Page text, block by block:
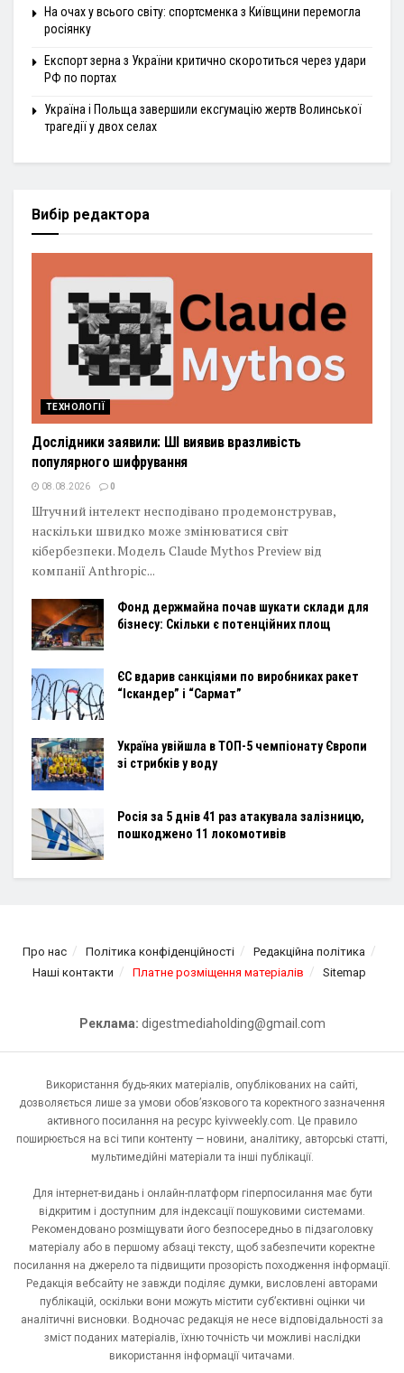
На очах у всього світу: спортсменка з Київщини перемогла
росіянку
Експорт зерна з України критично скоротиться через удари
РФ по портах
Україна і Польща завершили ексгумацію жертв Волинської
трагедії у двох селах
Вибір редактора
ТЕХНОЛОГІЇ
Дослідники заявили: ШІ виявив вразливість
популярного шифрування
08.08.2026 0
Штучний інтелект несподівано продемонстрував,
наскільки швидко може змінюватися світ
кібербезпеки. Модель Claude Mythos Preview від
компанії Anthropic...
Фонд держмайна почав шукати склади для
бізнесу: Скільки є потенційних площ
ЄС вдарив санкціями по виробниках ракет
“Іскандер” і “Сармат”
Україна увійшла в ТОП-5 чемпіонату Європи
зі стрибків у воду
Росія за 5 днів 41 раз атакувала залізницю,
пошкоджено 11 локомотивів
Про нас Політика конфіденційності
Редакційна політика
Наші контакти
Платне розміщення матеріалів Sitemap
Реклама: digestmediaholding@gmail.com
Використання будь-яких матеріалів, опублікованих на сайті,
дозволяється лише за умови обов’язкового та коректного зазначення
активного посилання на ресурс kyivweekly.com. Це правило
поширюється на всі типи контенту — новини, аналітику, авторські статті,
мультимедійні матеріали та інші публікації.
Для інтернет-видань і онлайн-платформ гіперпосилання має бути
відкритим і доступним для індексації пошуковими системами.
Рекомендовано розміщувати його безпосередньо в підзаголовку
матеріалу або в першому абзаці тексту, щоб забезпечити коректне
посилання на джерело та підвищити прозорість походження інформації.
Редакція вебсайту не завжди поділяє думки, висловлені авторами
публікацій, оскільки вони можуть містити суб’єктивні оцінки чи
аналітичні висновки. Водночас редакція не несе відповідальності за
зміст поданих матеріалів, їхню точність чи можливі наслідки
використання інформації читачами.